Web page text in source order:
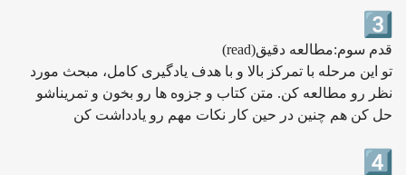
قدم سوم:مطالعه دقیق(read)
تو این مرحله با تمرکز بالا و با هدف یادگیری کامل، مبحث مورد
نظر رو مطالعه کن. متن کتاب و جزوه ها رو بخون و تمریناشو
حل کن هم چنین در حین کار نکات مهم رو یادداشت کن